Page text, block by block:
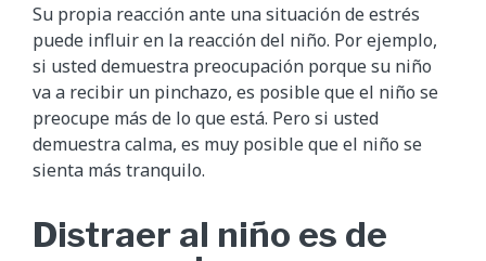
Su propia reacción ante una situación de estrés
puede influir en la reacción del niño. Por ejemplo,
si usted demuestra preocupación porque su niño
va a recibir un pinchazo, es posible que el niño se
preocupe más de lo que está. Pero si usted
demuestra calma, es muy posible que el niño se
sienta más tranquilo.
Distraer al niño es de